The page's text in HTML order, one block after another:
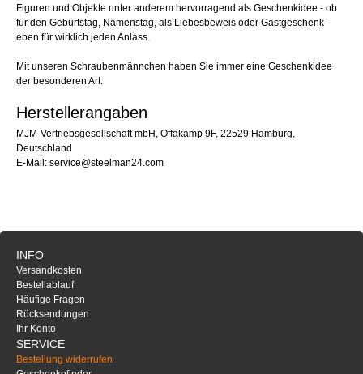
Figuren und Objekte unter anderem hervorragend als Geschenkidee - ob
für den Geburtstag, Namenstag, als Liebesbeweis oder Gastgeschenk -
eben für wirklich jeden Anlass.
Mit unseren Schraubenmännchen haben Sie immer eine Geschenkidee
der besonderen Art.
Herstellerangaben
MJM-Vertriebsgesellschaft mbH, Offakamp 9F, 22529 Hamburg,
Deutschland
E-Mail: service@steelman24.com
INFO
Versandkosten
Bestellablauf
Häufige Fragen
Rücksendungen
Ihr Konto
SERVICE
Bestellung widerrufen